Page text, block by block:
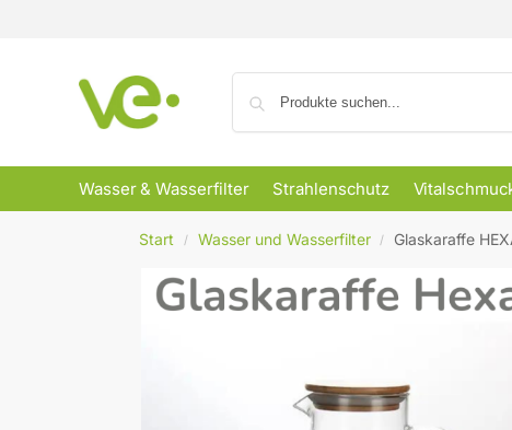
Wasser & Wasserfilter Strahlenschutz
Start / Wasser und Wasserfilter / Glaskaraffe